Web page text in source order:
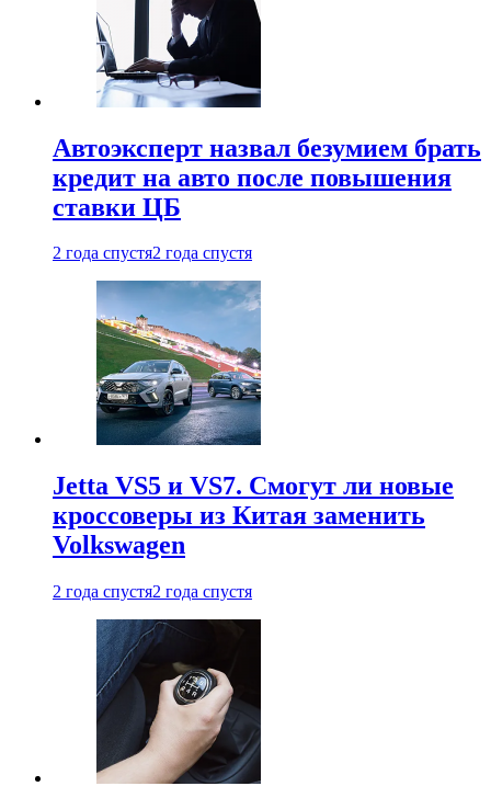
Автоэксперт назвал безумием брать
кредит на авто после повышения
ставки ЦБ
2 года спустя2 года спустя
Jetta VS5 и VS7. Смогут ли новые
кроссоверы из Китая заменить
Volkswagen
2 года спустя2 года спустя